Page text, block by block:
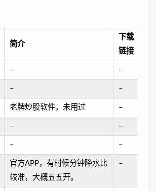
简介
下载
链接
– –
– –
老牌炒股软件，未用过 –
– –
– –
官方APP，有时候分钟降水比
较准，大概五五开。
–